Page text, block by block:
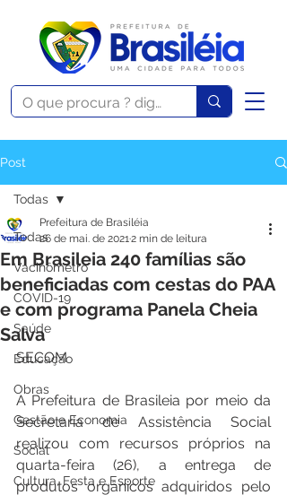
Post
Todas
Vacinômetro
COVID-19
Saúde
Educação
Obras
Gestão e Economia
Social
Cultura, Festa e Esporte
Todas
Em Brasileia 240 famílias são
beneficiadas com cestas do PAA
e com programa Panela Cheia
Salva
Prefeitura de Brasiléia
26 de mai. de 20212 min de leitura
SECOM
A Prefeitura de Brasileia por meio da
Secretaria de Assistência Social
realizou com recursos próprios na
quarta-feira (26), a entrega de
produtos orgânicos adquiridos pelo